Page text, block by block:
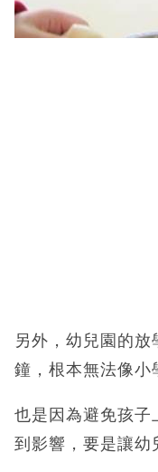
另外，幼兒園的
鐘，根本無法像小
也是因為避免孩子
到影響，要是讓幼